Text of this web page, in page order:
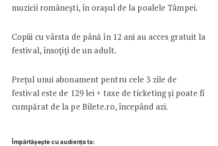
muzicii românești, în orașul de la poalele Tâmpei.
Copiii cu vârsta de până în 12 ani au acces gratuit la
festival, însoțiți de un adult.
Prețul unui abonament pentru cele 3 zile de
festival este de 129 lei + taxe de ticketing și poate fi
cumpărat de la pe Bilete.ro, începând azi.
Împărtășește cu audiența ta: